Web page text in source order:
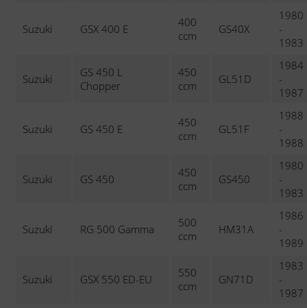
Suzuki GSX 400 E
400
ccm
GS40X
1980
-
1983
Suzuki
GS 450 L
Chopper
450
ccm
GL51D
1984
-
1987
Suzuki GS 450 E
450
ccm
GL51F
1988
-
1988
Suzuki GS 450
450
ccm
GS450
1980
-
1983
Suzuki RG 500 Gamma
500
ccm
HM31A
1986
-
1989
Suzuki GSX 550 ED-EU
550
ccm
GN71D
1983
-
1987